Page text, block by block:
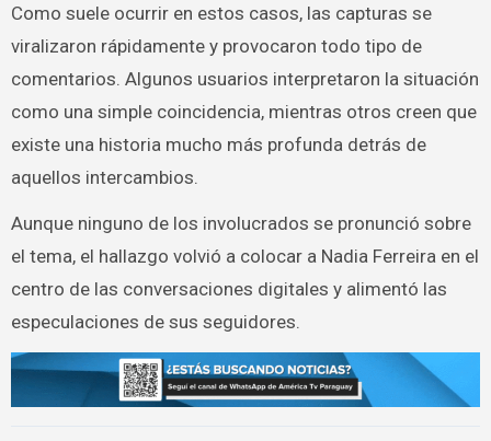
Como suele ocurrir en estos casos, las capturas se
viralizaron rápidamente y provocaron todo tipo de
comentarios. Algunos usuarios interpretaron la situación
como una simple coincidencia, mientras otros creen que
existe una historia mucho más profunda detrás de
aquellos intercambios.
Aunque ninguno de los involucrados se pronunció sobre
el tema, el hallazgo volvió a colocar a Nadia Ferreira en el
centro de las conversaciones digitales y alimentó las
especulaciones de sus seguidores.